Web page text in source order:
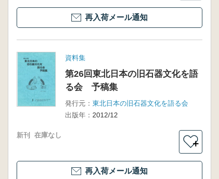
再入荷メール通知
資料集
第26回東北日本の旧石器文化を語
る会 予稿集
発行元： 東北日本の旧石器文化を語る会
出版年： 2012/12
新刊 在庫なし
＋
再入荷メール通知